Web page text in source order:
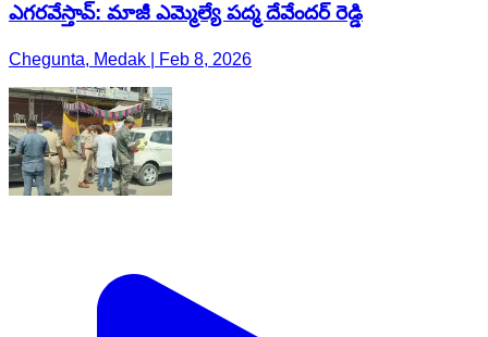
ఎగరవేస్తావ్: మాజీ ఎమ్మెల్యే పద్మ దేవేందర్ రెడ్డి
Chegunta, Medak | Feb 8, 2026